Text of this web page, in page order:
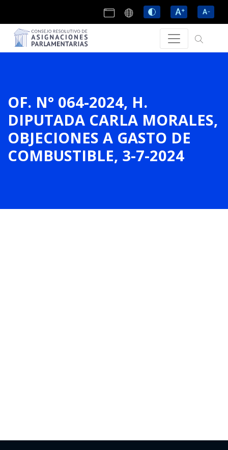
OF. N° 064-2024, H.
DIPUTADA CARLA MORALES,
OBJECIONES A GASTO DE
COMBUSTIBLE, 3-7-2024